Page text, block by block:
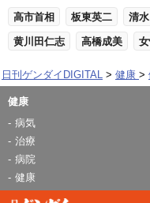
高市首相 板東英二 清
黄川田仁志 高橋成美
日刊ゲンダイDIGITAL 健康
健康
病気
治療
病院
健康